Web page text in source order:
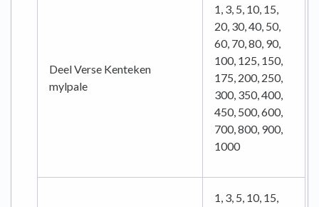
Deel Verse Kenteken
mylpale
1, 3, 5, 10, 15,
20, 30, 40, 50,
60, 70, 80, 90,
100, 125, 150,
175, 200, 250,
300, 350, 400,
450, 500, 600,
700, 800, 900,
1000
1, 3, 5, 10, 15,